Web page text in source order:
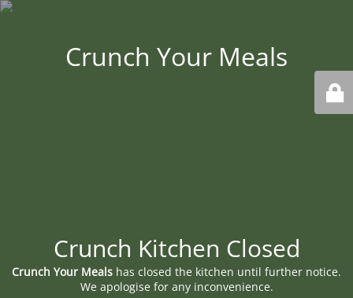
Crunch Your Meals
Crunch Kitchen Closed
Crunch Your Meals has closed the kitchen until further notice.
We apologise for any inconvenience.